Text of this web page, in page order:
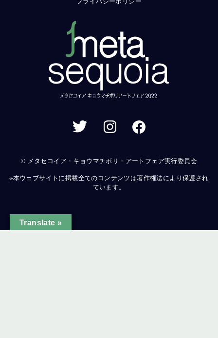
© メタセコイア・キョウマチボリ・アートフェア実行委員会
※本ウェブサイトに掲載全てのコンテンツは著作権法により保護され
ています。
Translate »